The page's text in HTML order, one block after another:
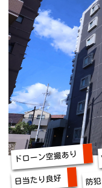
ドローン空撮あり
日当たり良好 防
マイリスト
アパマンシ
アパマンシ
お問い合せ